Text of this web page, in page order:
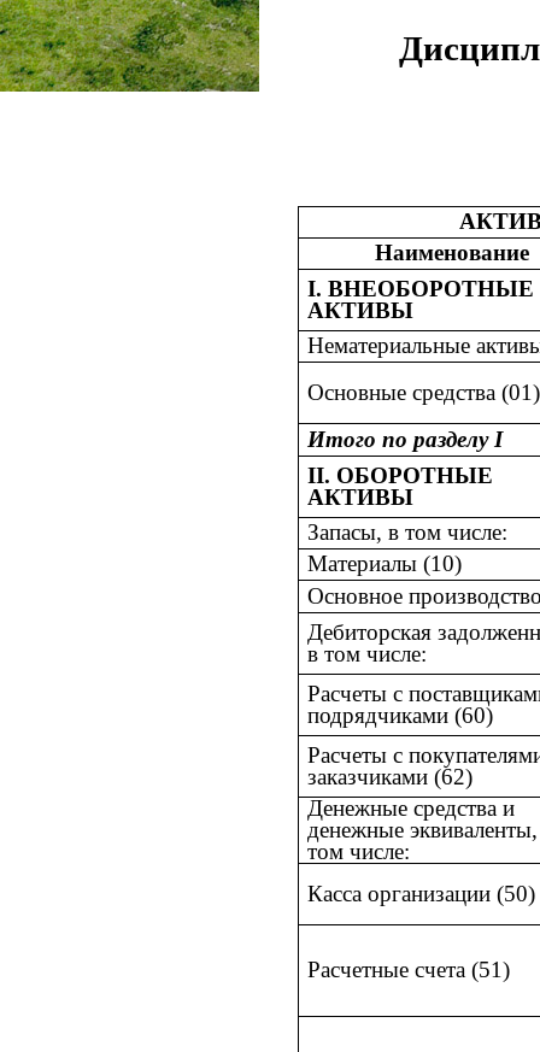
Наименование
I. ВНЕОБОРОТНЫЕ
АКТИВЫ
Нематериальные
Основные средства (01)
Итого по разделу I
II. ОБОРОТНЫЕ
АКТИВЫ
Запасы, в том числе:
Материалы (10)
Основное
Дебиторская
в том числе:
Расчеты с
подрядчиками (60)
Расчеты с
заказчиками (62)
Денежные средства и
денежные
том числе:
Касса организации (50)
Расчетные счета (51)